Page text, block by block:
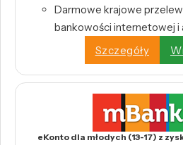
Darmowe krajowe
bankowości internetowej i
Szczegóły
eKonto dla młodych (13-17) z